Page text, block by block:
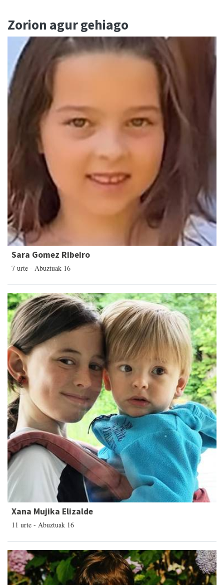
Zorion agur gehiago
Sara Gomez Ribeiro
7 urte - Abuztuak 16
Xana Mujika Elizalde
11 urte - Abuztuak 16